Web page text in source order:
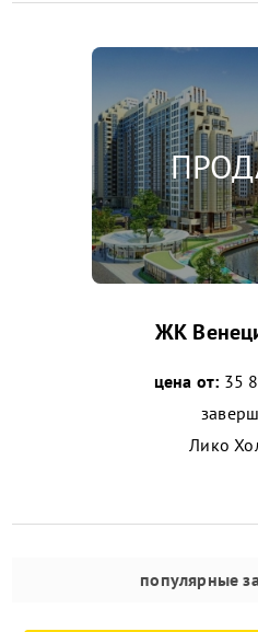
ЖК
цена от: 35
Лико
популярные